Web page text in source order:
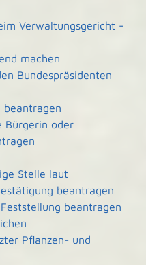
Verwaltungsgericht -
machen
Bundespräsidenten
beantragen
Bürgerin oder
Stelle laut
beantragen
beantragen
Pflanzen- und